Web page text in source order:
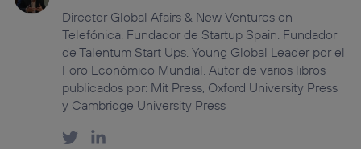
Director Global Afairs & New Ventures en
Telefónica. Fundador de Startup Spain. Fundador
de Talentum Start Ups. Young Global Leader por el
Foro Económico Mundial. Autor de varios libros
publicados por: Mit Press, Oxford University Press
y Cambridge University Press